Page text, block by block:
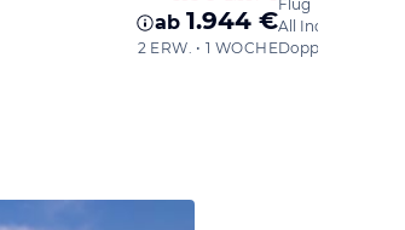
ab 1.944 €
2 ERW. • 1 WOCHE
Flug
All Inclusive
Doppelzimmer